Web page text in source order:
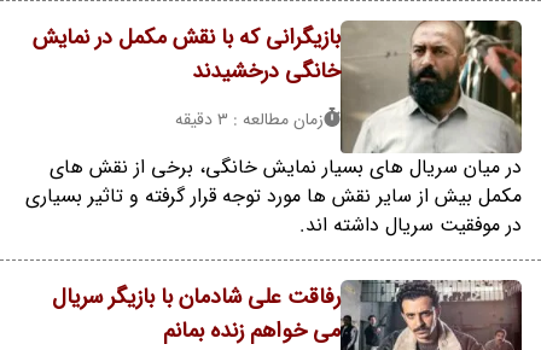
بازیگرانی که با نقش مکمل در نمایش
خانگی درخشیدند
زمان مطالعه : 3 دقیقه
در میان سریال های بسیار نمایش خانگی، برخی از نقش های
مکمل بیش از سایر نقش ها مورد توجه قرار گرفته و تاثیر بسیاری
در موفقیت سریال داشته اند.
رفاقت علی شادمان با بازیگر سریال
می خواهم زنده بمانم